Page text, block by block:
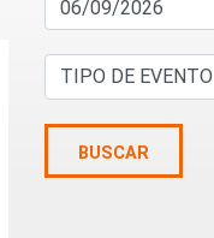
BUSCAR